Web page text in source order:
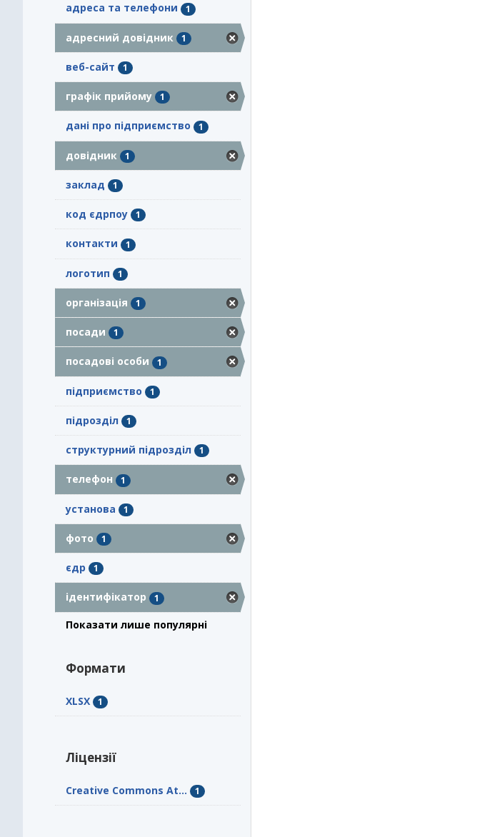
адреса та телефони 1
адресний довідник 1
веб-сайт 1
графік прийому 1
дані про підприємство 1
довідник 1
заклад 1
код єдрпоу 1
контакти 1
логотип 1
організація 1
посади 1
посадові особи 1
підприємство 1
підрозділ 1
структурний підрозділ 1
телефон 1
установа 1
фото 1
єдр 1
ідентифікатор 1
Показати лише популярні
Формати
XLSX 1
Ліцензії
Creative Commons At... 1